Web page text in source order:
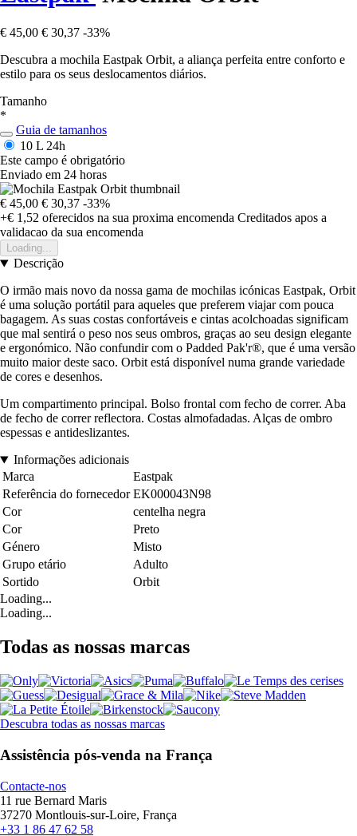
€ 45,00 € 30,37 -33%
Descubra a mochila Eastpak Orbit, a aliança perfeita entre conforto e
estilo para os seus deslocamentos diários.
Tamanho
*
Guia de tamanhos
10 L 24h
Este campo é obrigatório
Enviado em 24 horas
€ 45,00 € 30,37 -33%
+€ 1,52 oferecidos na sua proxima encomenda Creditados apos a
validacao da sua encomenda
Loading...
Descrição
O irmão mais novo da nossa gama de mochilas icónicas Eastpak, Orbit
é uma solução portátil para aqueles que preferem viajar com pouca
bagagem. As suas costas confortáveis e cintas acolchoadas significam
que mal sentirá o peso nos seus ombros, graças ao seu design elegante
e ergonómico. Não confundir com o Padded Pak'r®, que é uma versão
muito maior deste saco. Orbit está disponível numa grande variedade
de cores e desenhos.
Um compartimento principal. Bolso frontal com fecho de correr. Aba
de fecho de correr reflectora. Costas almofadadas. Alças de ombro
espessas e antideslizantes.
Informações adicionais
Marca
Eastpak
Referência do fornecedor EK000043N98
Cor
centelha negra
Cor
Preto
Género
Misto
Grupo etário
Adulto
Sortido
Orbit
Loading...
Loading...
Todas as nossas marcas
Descubra todas as nossas marcas
Assistência pós-venda na França
Contacte-nos
11 rue Bernard Maris
37270 Montlouis-sur-Loire, França
+33 1 86 47 62 58